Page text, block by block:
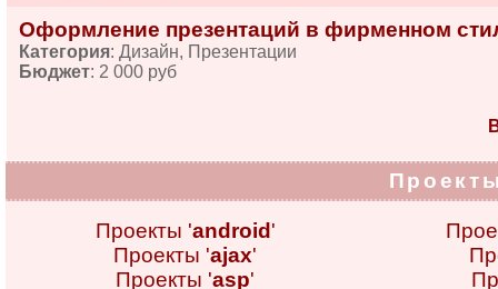
Оформление презентаций в фирменном
Категория: Дизайн, Презентации
Бюджет: 2 000 руб
Проекты 'android '
Проекты 'ajax'
Проекты 'asp'